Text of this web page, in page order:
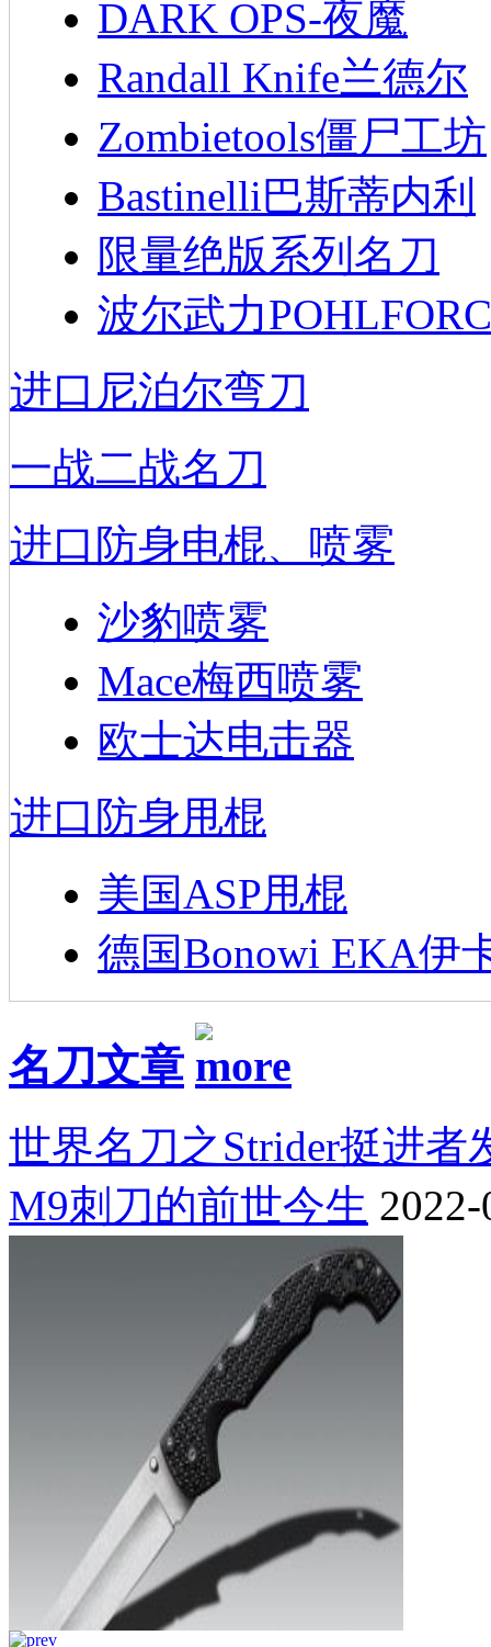
DARK OPS-夜魔
Randall Knife兰德尔
Zombietools僵尸工坊
Bastinelli巴斯蒂内利
限量绝版系列名刀
波尔武力
进口尼泊尔弯刀
一战二战名刀
进口防身电棍、喷雾
沙豹喷雾
Mace梅西喷雾
欧士达电击器
进口防身甩棍
美国ASP甩棍
德国Bonowi EKA伊
名刀文章
世界名刀之Strider挺进者
M9刺刀的前世今生